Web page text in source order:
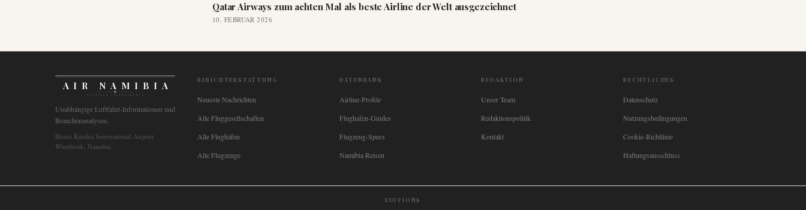
Qatar Airways zum achten Mal als beste Airline der Welt ausgezeichnet
10. FEBRUAR 2026
AIR NAMIBIA
AVIATION INTELLIGENCE
Unabhängige Luftfahrt-Informationen und
Branchenanalysen.
Hosea Kutako International Airport
Windhoek, Namibia
BERICHTERSTATTUNG
Neueste Nachrichten
Alle Fluggesellschaften
Alle Flughäfen
Alle Flugzeuge
DATENBANK
Airline-Profile
Flughafen-Guides
Flugzeug-Specs
Namibia Reisen
REDAKTION
Unser Team
Redaktionspolitik
Kontakt
RECHTLICHES
Datenschutz
Nutzungsbedingungen
Cookie-Richtlinie
Haftungsausschluss
EDITIONS